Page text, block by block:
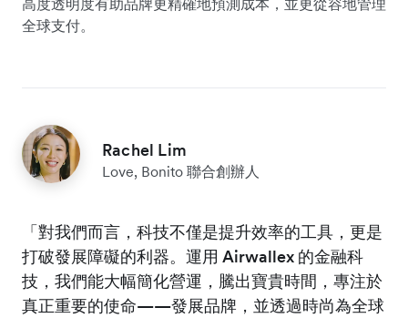
全球支付。
Rachel Lim
Love, Bonito 聯合創辦人
「對我們而言，科技不僅是提升效率的工具，更是
打破發展障礙的利器。運用 Airwallex 的金融科
技，我們能大幅簡化營運，騰出寶貴時間，專注於
真正重要的使命——發展品牌，並透過時尚為全球